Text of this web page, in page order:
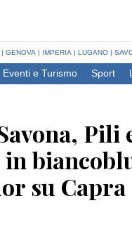
| GENOVA | IMPERIA | LUGANO |
Eventi e Turismo Sport
Pili
su Capra